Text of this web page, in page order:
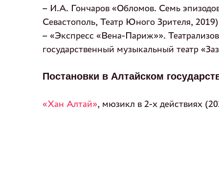
– И.А. Гончаров «Обломов. Семь
Севастополь, Театр Юного Зрителя, 2019)
– «Экспресс «Вена-Париж»».
государственный музыкальный театр
Постановки в Алтайском
«Хан Алтай», мюзикл в 2-х действиях